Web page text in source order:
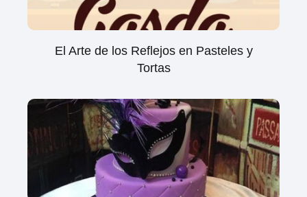
El Arte de los Reflejos en Pasteles y
Tortas